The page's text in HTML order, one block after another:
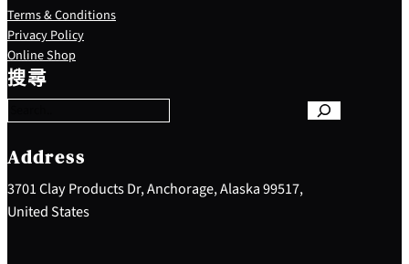
Terms & Conditions
Privacy Policy
Online Shop
搜尋
S
e
a
c
h
Address
3701 Clay Products Dr, Anchorage, Alaska 99517,
United States